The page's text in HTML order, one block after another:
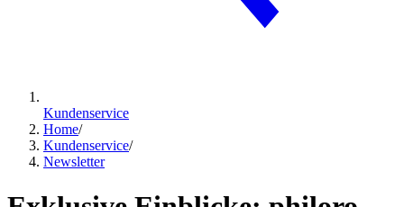
Kundenservice
Home/
Kundenservice/
Newsletter